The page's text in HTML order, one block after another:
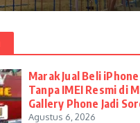
​Marak Jual Beli
Tanpa IMEI Resmi di
Gallery Phone Jadi
Agustus 6, 2026